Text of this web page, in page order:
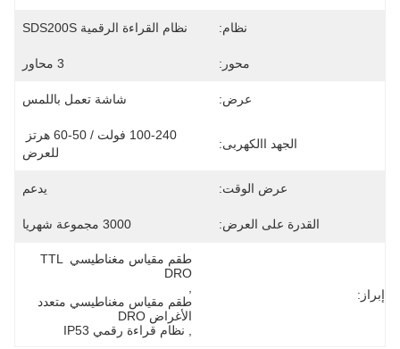
نظام: نظام القراءة الرقمية SDS200S
محور: 3 محاور
عرض: شاشة تعمل باللمس
الجهد االكهربى:
للعرض
عرض الوقت: يدعم
القدرة على العرض: 3000 مجموعة شهريا
إبراز:
طقم مقياس مغناطيسي TTL
DRO
الأغراض DRO
نظام قراءة رقمي IP53